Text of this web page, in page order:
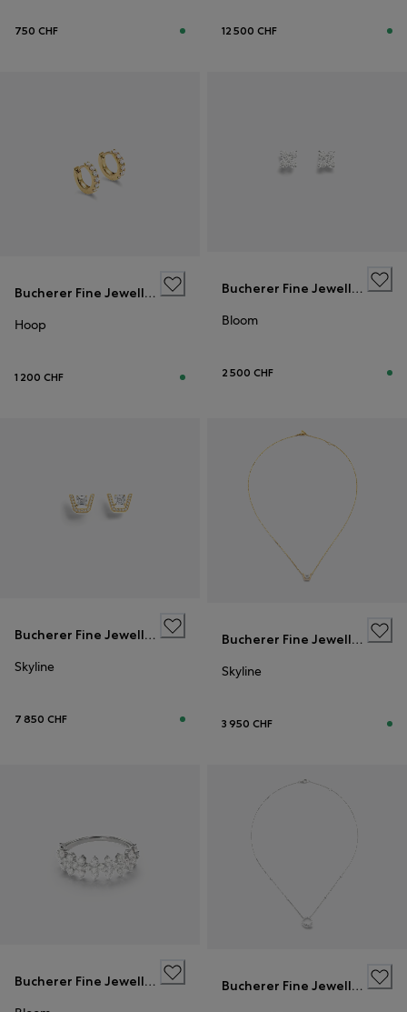
750 CHF 12 500 CHF
Bucherer Fine Jewellery
Hoop
1 200 CHF
Bucherer Fine Jewellery
Bloom
2 500 CHF
Bucherer Fine Jewellery
Skyline
7 850 CHF
Bucherer Fine Jewellery
Skyline
3 950 CHF
Bucherer Fine Jewellery
Bucherer Fine Jewellery